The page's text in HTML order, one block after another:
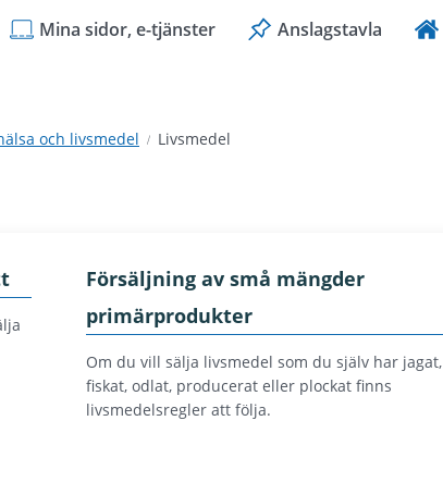
Mina sidor, e-tjänster Anslagstavla
och livsmedel Livsmedel
Försäljning av små mängder
primärprodukter
Om du vill sälja livsmedel som du själv har jagat,
fiskat, odlat, producerat eller plockat finns
livsmedelsregler att följa.